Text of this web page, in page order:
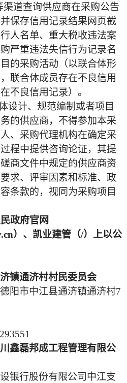
渠道查询供应商在采购公告
保存信用记录结果网页截
人名单、重大税收违法案
严重违法失信行为记录名
的采购活动（以联合体形
联合体成员存在不良信用
不良信用记录）。
设计、规范编制或者项目
的供应商，不得参加本采
、采购代理机构在确定采
程中提供咨询论证，其提
商文件中规定的供应商资
求、评审因素和标准、政
条款的，视同为采购项目
政府官网
）、凯业建管（/）上以公
镇通济村村民委员会
阳市中江县通济镇通济村7
鑫磊邦成工程管理有限公
银行股份有限公司中江支